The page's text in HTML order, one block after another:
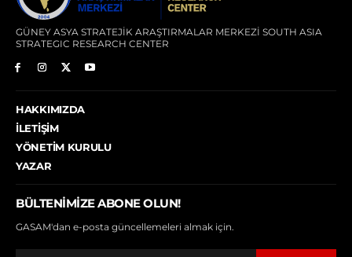
GÜNEY ASYA STRATEJİK ARAŞTIRMALAR MERKEZİ SOUTH ASIA
STRATEGIC RESEARCH CENTER
HAKKIMIZDA
İLETIŞIM
YÖNETIM KURULU
YAZAR
BÜLTENIMIZE ABONE OLUN!
GASAM'dan e-posta güncellemeleri almak için.